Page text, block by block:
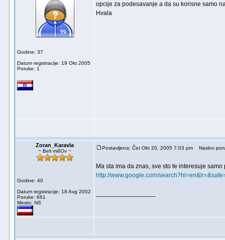
Godine: 37
Datum registracije: 19 Okt 2005
Poruke: 1
opcije za podesavanje a da su korisne samo
Hvala
Zoran_Karavla
~ Beli mišOv ~
Godine: 40
Datum registracije: 18 Avg 2002
Poruke: 661
Mesto: NS
Postavljena: Čet Okt 20, 2005 7:03 pm Naslov
Ma sta ima da znas, sve sto te interesuje
http://www.google.com/